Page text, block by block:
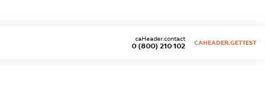
0 (800) 210 102
caHeader.contact
CAHEADER.GETTEST